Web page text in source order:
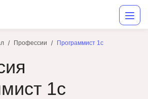
Профессии Программист 1с
1с